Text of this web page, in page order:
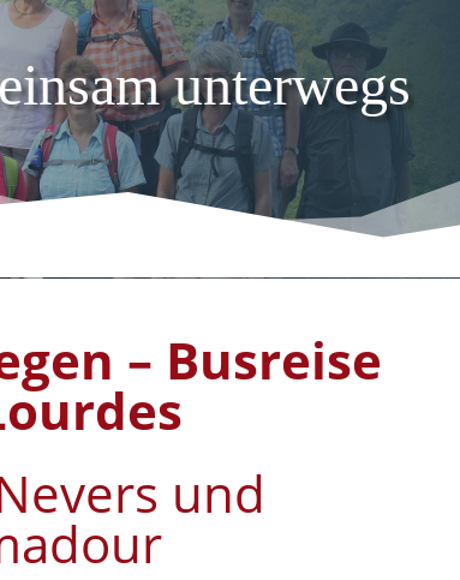
unterwegs
– Busreise
und